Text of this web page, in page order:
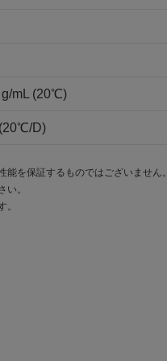
g/mL (20℃)
D)
能を保証するものではございません。
い。
。